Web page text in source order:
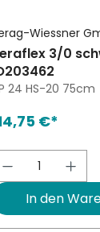
Wiessner
3/0
24 HS-20 75cm
€*
In den